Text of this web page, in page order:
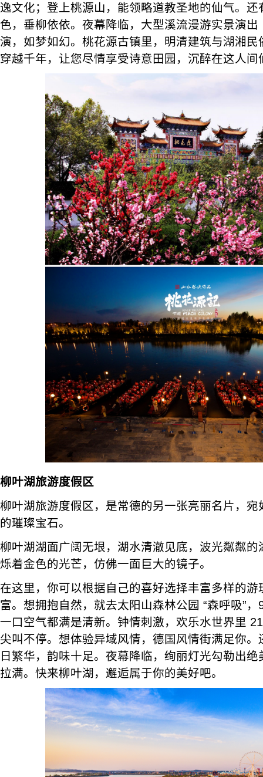
逸文化；登上桃源山，能领略道教圣地的仙气。
色，垂柳依依。夜幕降临，大型溪流漫游实景演
演，如梦如幻。桃花源古镇里，明清建筑与湖湘
穿越千年，让您尽情享受诗意田园，沉醉在这人
柳叶湖旅游度假区
柳叶湖旅游度假区，是常德的另一张亮丽名片，
的璀璨宝石。
柳叶湖湖面广阔无垠，湖水清澈见底，波光粼粼
烁着金色的光芒，仿佛一面巨大的镜子。
在这里，你可以根据自己的喜好选择丰富多样的
富。想拥抱自然，就去太阳山森林公园 “森呼吸”
一口空气都满是清新。钟情刺激，欢乐水世界里
尖叫不停。想体验异域风情，德国风情街满足你
日繁华，韵味十足。夜幕降临，绚丽灯光勾勒出
拉满。快来柳叶湖，邂逅属于你的美好吧。